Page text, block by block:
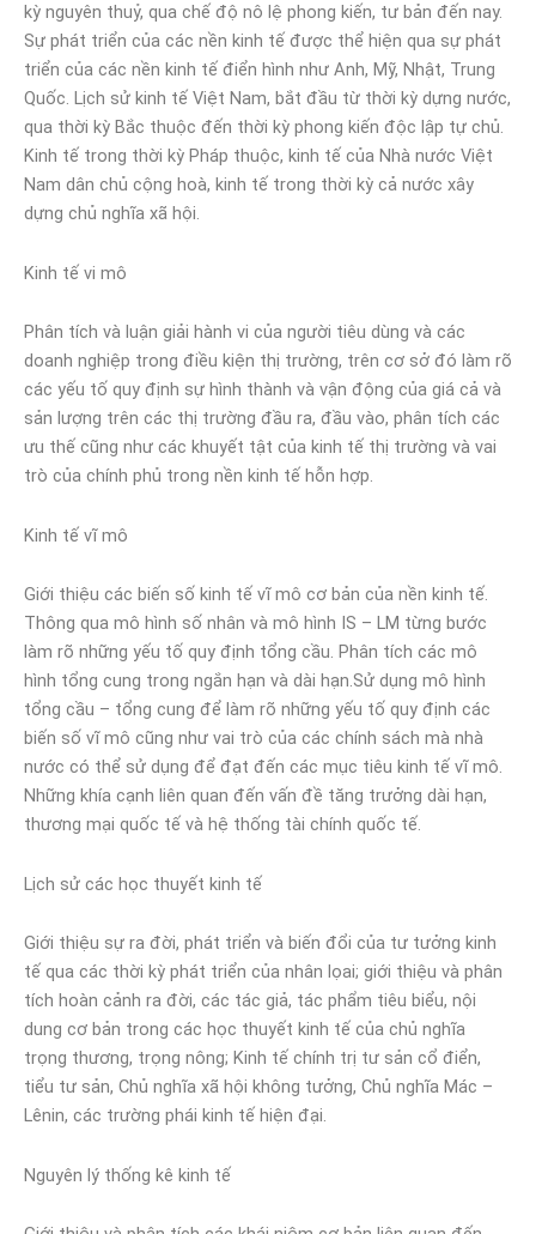
kỳ nguyên thuỷ, qua chế độ nô lệ phong kiến, tư bản đến nay.
Sự phát triển của các nền kinh tế được thể hiện qua sự phát
triển của các nền kinh tế điển hình như Anh, Mỹ, Nhật, Trung
Quốc. Lịch sử kinh tế Việt Nam, bắt đầu từ thời kỳ dựng nước,
qua thời kỳ Bắc thuộc đến thời kỳ phong kiến độc lập tự chủ.
Kinh tế trong thời kỳ Pháp thuộc, kinh tế của Nhà nước Việt
Nam dân chủ cộng hoà, kinh tế trong thời kỳ cả nước xây
dựng chủ nghĩa xã hội.
Kinh tế vi mô
Phân tích và luận giải hành vi của người tiêu dùng và các
doanh nghiệp trong điều kiện thị trường, trên cơ sở đó làm rõ
các yếu tố quy định sự hình thành và vận động của giá cả và
sản lượng trên các thị trường đầu ra, đầu vào, phân tích các
ưu thế cũng như các khuyết tật của kinh tế thị trường và vai
trò của chính phủ trong nền kinh tế hỗn hợp.
Kinh tế vĩ mô
Giới thiệu các biến số kinh tế vĩ mô cơ bản của nền kinh tế.
Thông qua mô hình số nhân và mô hình IS – LM từng bước
làm rõ những yếu tố quy định tổng cầu. Phân tích các mô
hình tổng cung trong ngắn hạn và dài hạn.Sử dụng mô hình
tổng cầu – tổng cung để làm rõ những yếu tố quy định các
biến số vĩ mô cũng như vai trò của các chính sách mà nhà
nước có thể sử dụng để đạt đến các mục tiêu kinh tế vĩ mô.
Những khía cạnh liên quan đến vấn đề tăng trưởng dài hạn,
thương mại quốc tế và hệ thống tài chính quốc tế.
Lịch sử các học thuyết kinh tế
Giới thiệu sự ra đời, phát triển và biến đổi của tư tưởng kinh
tế qua các thời kỳ phát triển của nhân lọai; giới thiệu và phân
tích hoàn cảnh ra đời, các tác giả, tác phẩm tiêu biểu, nội
dung cơ bản trong các học thuyết kinh tế của chủ nghĩa
trọng thương, trọng nông; Kinh tế chính trị tư sản cổ điển,
tiểu tư sản, Chủ nghĩa xã hội không tưởng, Chủ nghĩa Mác –
Lênin, các trường phái kinh tế hiện đại.
Nguyên lý thống kê kinh tế